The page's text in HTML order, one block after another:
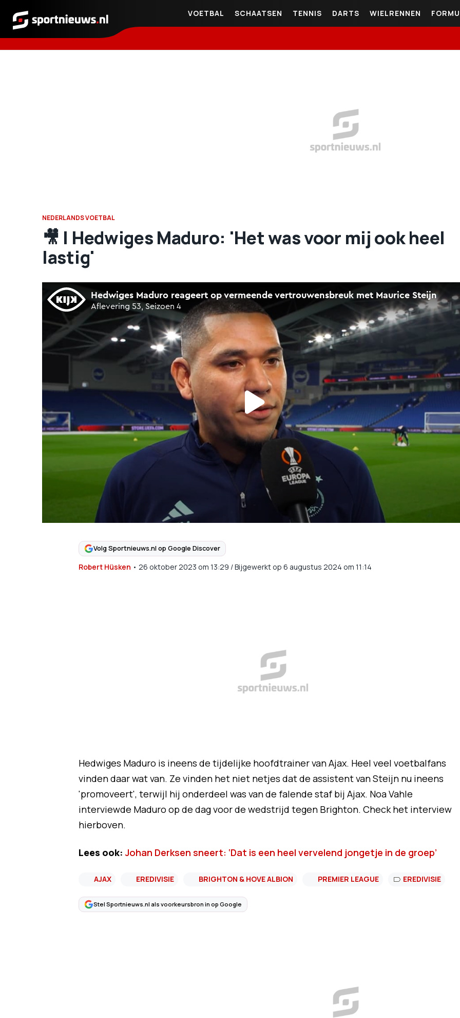
Sportnieuws.nl
VOETBAL SCHAATSEN TENNIS DARTS WIELRENNEN
NEDERLANDS VOETBAL
🎥 | Hedwiges Maduro: 'Het was voor mij ook heel
lastig'
Volg Sportnieuws.nl op Google Discover
Robert Hüsken • 26 oktober 2023 om 13:29 /Bijgewerkt op 6 augustus 2024 om 11:14
Hedwiges Maduro is ineens de tijdelijke hoofdtrainer van Ajax. Heel veel voetbalfans
vinden daar wat van. Ze vinden het niet netjes dat de assistent van Steijn nu ineens
'promoveert', terwijl hij onderdeel was van de falende staf bij Ajax. Noa Vahle
interviewde Maduro op de dag voor de wedstrijd tegen Brighton. Check het interview
hierboven.
Lees ook: Johan Derksen sneert: ‘Dat is een heel vervelend jongetje in de groep’
AJAX EREDIVISIE BRIGHTON & HOVE ALBION PREMIER LEAGUE EREDIVISIE
Stel Sportnieuws.nl als voorkeursbron in op Google